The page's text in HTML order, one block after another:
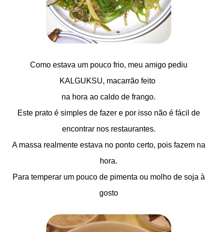
Como estava um pouco frio, meu amigo pediu
KALGUKSU, macarrão feito
na hora ao caldo de frango.
Este prato é simples de fazer e por isso não é fácil de
encontrar nos restaurantes.
A massa realmente estava no ponto certo, pois fazem na
hora.
Para temperar um pouco de pimenta ou molho de soja à
gosto